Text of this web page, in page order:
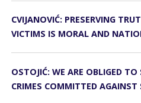
CVIJANOVIĆ: PRESERVING
VICTIMS IS MORAL AND
OSTOJIĆ: WE ARE OBLIGED TO
CRIMES COMMITTED AGAINST